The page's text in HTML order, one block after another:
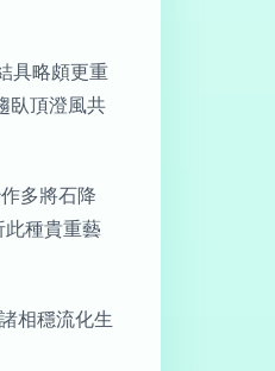
具略頗更重
臥頂澄風共
多將石降
此種貴重藝
相穩流化生